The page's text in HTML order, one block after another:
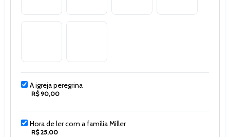
A igreja peregrina
R$ 90,00
Hora de ler com a família Miller
R$ 25,00